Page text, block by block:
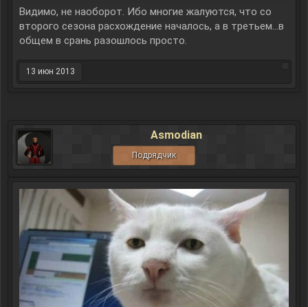
Видимо, не наоборот. Ибо многие жалуются, что со
второго сезона расхождение началось, а в третьем...в
общем в срань разошлось просто.
13 июн 2013
Asmodian
Подрядчик